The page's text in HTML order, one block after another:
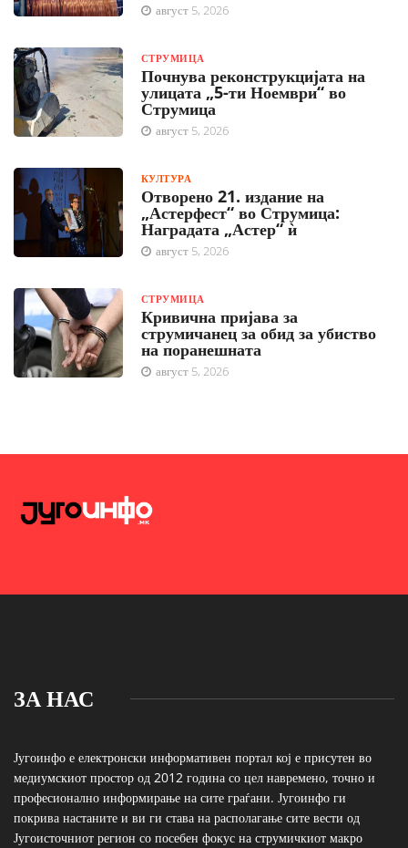
август 5, 2026
СТРУМИЦА
Почнува реконструкцијата на
улицата „5-ти Ноември“ во
Струмица
август 5, 2026
КУЛТУРА
Отворено 21. издание на
„Астерфест“ во Струмица:
Наградата „Астер“ ѝ
август 5, 2026
СТРУМИЦА
Кривична пријава за
струмичанец за обид за убиство
на поранешната
август 5, 2026
ЗА НАС
Југоинфо е електронски информативен портал кој е присутен во
медиумскиот простор од 2012 година со цел навремено, точно и
професионално информирање на сите граѓани. Југоинфо ги
покрива настаните и ви ги става на располагање сите вести од
Југоисточниот регион со посебен фокус на струмичкиот макро